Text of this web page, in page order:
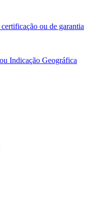
ou de garantia
Indicação Geográfica